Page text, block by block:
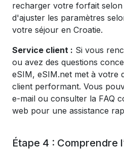
recharger votre forfait
d'ajuster les paramètres
votre séjour en Croatie.
Service client : Si vous
ou avez des questions
eSIM, eSIM.net met à votre
client performant. Vous
e-mail ou consulter la FAQ
web pour une assistance
Étape 4 : Comprendre